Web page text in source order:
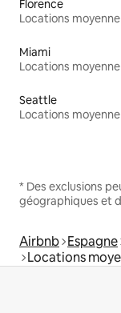
Florence
Miami
Seattle
* Des exclusions
géographiques et
Airbnb Espagne
Locations